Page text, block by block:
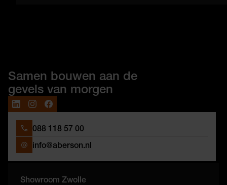
Samen bouwen aan de
gevels van morgen
088 118 57 00
info@aberson.nl
Showroom Zwolle